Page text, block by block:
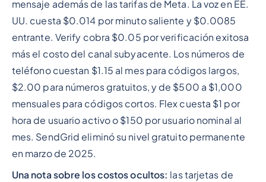
mensaje además de las tarifas de Meta. La voz en EE.
UU. cuesta $0.014 por minuto saliente y $0.0085
entrante. Verify cobra $0.05 por verificación exitosa
más el costo del canal subyacente. Los números de
teléfono cuestan $1.15 al mes para códigos largos,
$2.00 para números gratuitos, y de $500 a $1,000
mensuales para códigos cortos. Flex cuesta $1 por
hora de usuario activo o $150 por usuario nominal al
mes. SendGrid eliminó su nivel gratuito permanente
en marzo de 2025.
Una nota sobre los costos ocultos: las tarjetas de